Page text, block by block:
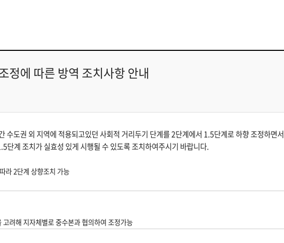
정에 따른 방역 조치사항 안내
수도권 외 지역에 적용되고있던 사회적 거리두기 단계를 2단계에서 1.5단계로 하향 조정하면서
단계 조치가 실효성 있게 시행될 수 있도록 조치하여주시기 바랍니다.
라 2단계 상향조치 가능
려해 지자체별로 중수본과 협의하여 조정가능